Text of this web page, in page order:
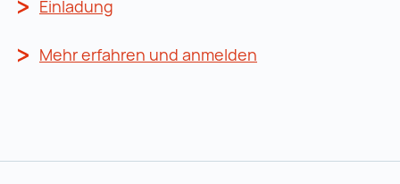
Einladung
Mehr erfahren und anmelden